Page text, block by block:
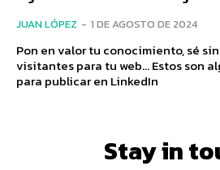
JUAN LÓPEZ - 1 DE AGOSTO DE 2024
Pon en valor tu conocimiento, sé
visitantes para tu web... Estos son
para publicar en LinkedIn
Stay in